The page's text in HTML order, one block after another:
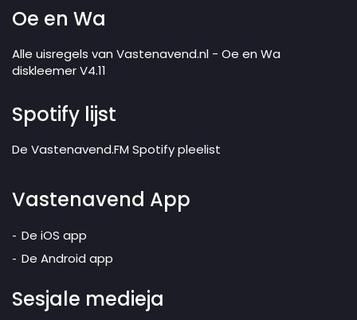
Oe en Wa
Alle uisregels van Vastenavend.nl - Oe en Wa
diskleemer V4.11
Spotify lijst
De Vastenavend.FM Spotify pleelist
Vastenavend App
De iOS app
De Android app
Sesjale medieja